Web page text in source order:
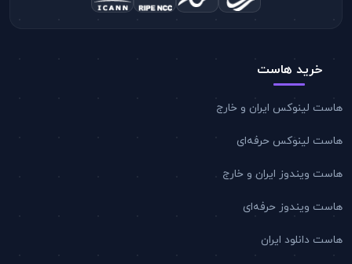
خرید هاست
هاست لینوکس ایران و خارج
هاست لینوکس حرفه‌ای
هاست ویندوز ایران و خارج
هاست ویندوز حرفه‌ای
هاست دانلود ایران